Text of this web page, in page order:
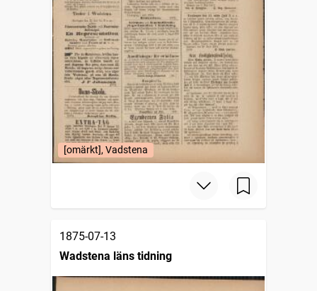
[omärkt], Vadstena
1875-07-13
Wadstena läns tidning